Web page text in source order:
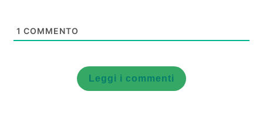
1 COMMENTO
Leggi i commenti